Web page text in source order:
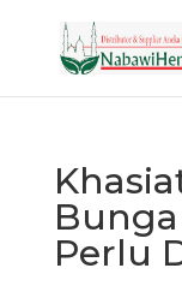
Perlu